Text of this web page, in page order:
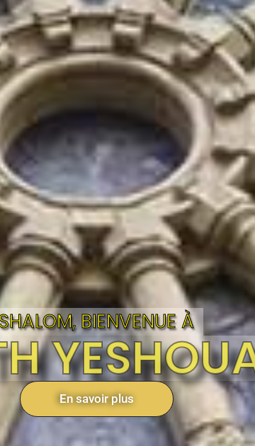
BIENVENUE À
En savoir plus